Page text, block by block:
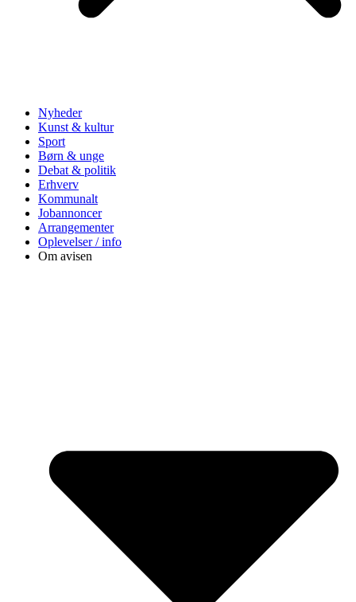
Nyheder
Kunst & kultur
Sport
Børn & unge
Debat & politik
Erhverv
Kommunalt
Jobannoncer
Arrangementer
Oplevelser / info
Om avisen